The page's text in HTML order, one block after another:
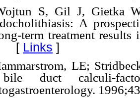
S, Gil J, Gietka
A
term treatment
Links ]
LE;
duct calculi-